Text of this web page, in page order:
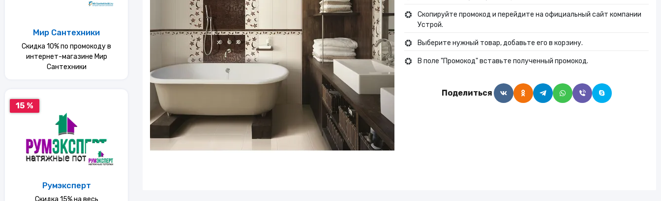
Туры и путешествия Алкогольные напитки
Кино Часы и украшения
Красота и здоровье
Скопируйте промокод и перейдите на официальный сайт компании
Устрой.
Выберите нужный товар, добавьте его в корзину.
В поле "Промокод" вставьте полученный промокод.
Поделиться
Мир Сантехники
Скидка 10% по промокоду в
интернет-магазине Мир
Сантехники
15 %
Румэксперт
Скидка 15% на весь